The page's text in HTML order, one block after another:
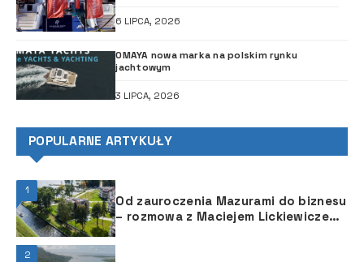
6 LIPCA, 2026
OMAYA nowa marka na polskim rynku
jachtowym
3 LIPCA, 2026
POPULARNE ARTYKUŁY
1
Od zauroczenia Mazurami do biznesu
– rozmowa z Maciejem Lickiewiczem
2